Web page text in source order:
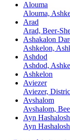
Alouma
Alouma,
Arad
Arad, Beer-
Ashakalon
Ashkelon,
Ashdod
Ashdod,
Ashkelon
Aviezer
Aviezer,
Avshalom
Avshalom,
Ayn
Ayn